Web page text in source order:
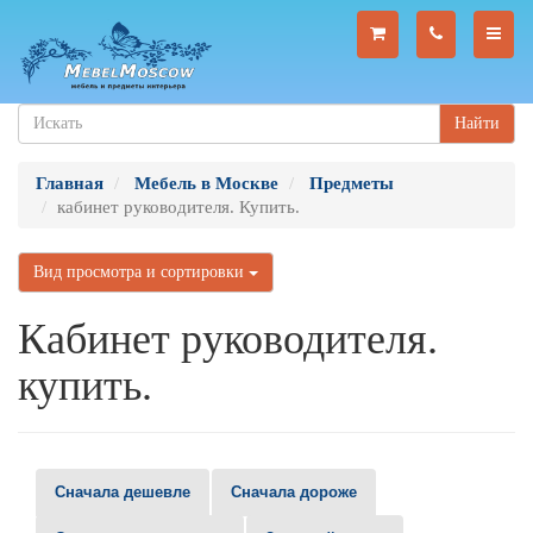
Найти
Главная Мебель в Москве
Предметы
кабинет руководителя. Купить.
Вид просмотра и сортировки
Кабинет руководителя.
купить.
Сначала дешевле Сначала дороже